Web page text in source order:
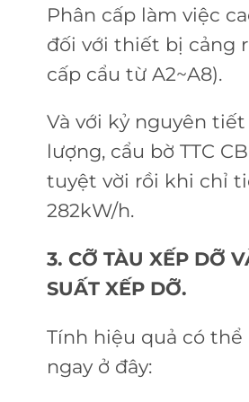
Phân cấp làm việc
đối với thiết bị cảng
cấp cẩu từ A2~A8).
Và với kỷ nguyên
lượng, cẩu bờ TTC
tuyệt vời rồi khi chỉ
282kW/h.
3. CỠ TÀU XẾP DỠ
SUẤT XẾP DỠ.
Tính hiệu quả có
ngay ở đây: